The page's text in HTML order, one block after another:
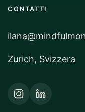
CONTATTI
Zurich, Svizzera